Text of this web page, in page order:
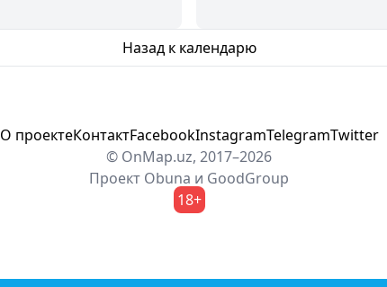
Назад к календарю
О проектеКонтактFacebookInstagramTelegramTwitter
© OnMap.uz, 2017–2026
Проект Obuna и GoodGroup
18+